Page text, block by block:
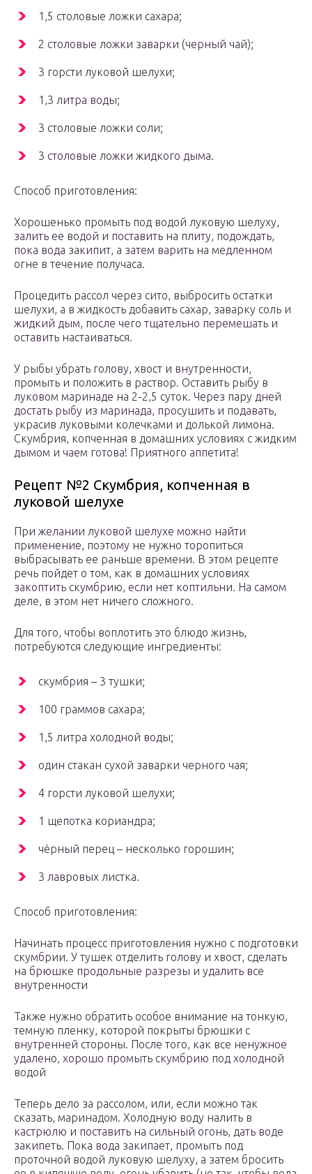
1,5 столовые ложки сахара;
2 столовые ложки заварки (черный чай);
3 горсти луковой шелухи;
1,3 литра воды;
3 столовые ложки соли;
3 столовые ложки жидкого дыма.
Способ приготовления:
Хорошенько промыть под водой луковую шелуху,
залить ее водой и поставить на плиту, подождать,
пока вода закипит, а затем варить на медленном
огне в течение получаса.
Процедить рассол через сито, выбросить остатки
шелухи, а в жидкость добавить сахар, заварку соль и
жидкий дым, после чего тщательно перемешать и
оставить настаиваться.
У рыбы убрать голову, хвост и внутренности,
промыть и положить в раствор. Оставить рыбу в
луковом маринаде на 2-2,5 суток. Через пару дней
достать рыбу из маринада, просушить и подавать,
украсив луковыми колечками и долькой лимона.
Скумбрия, копченная в домашних условиях с жидким
дымом и чаем готова! Приятного аппетита!
Рецепт №2 Скумбрия, копченная в
луковой шелухе
При желании луковой шелухе можно найти
применение, поэтому не нужно торопиться
выбрасывать ее раньше времени. В этом рецепте
речь пойдет о том, как в домашних условиях
закоптить скумбрию, если нет коптильни. На самом
деле, в этом нет ничего сложного.
Для того, чтобы воплотить это блюдо жизнь,
потребуются следующие ингредиенты:
скумбрия – 3 тушки;
100 граммов сахара;
1,5 литра холодной воды;
один стакан сухой заварки черного чая;
4 горсти луковой шелухи;
1 щепотка кориандра;
чёрный перец – несколько горошин;
3 лавровых листка.
Способ приготовления:
Начинать процесс приготовления нужно с подготовки
скумбрии. У тушек отделить голову и хвост, сделать
на брюшке продольные разрезы и удалить все
внутренности
Также нужно обратить особое внимание на тонкую,
темную пленку, которой покрыты брюшки с
внутренней стороны. После того, как все ненужное
удалено, хорошо промыть скумбрию под холодной
водой
Теперь дело за рассолом, или, если можно так
сказать, маринадом. Холодную воду налить в
кастрюлю и поставить на сильный огонь, дать воде
закипеть. Пока вода закипает, промыть под
проточной водой луковую шелуху, а затем бросить